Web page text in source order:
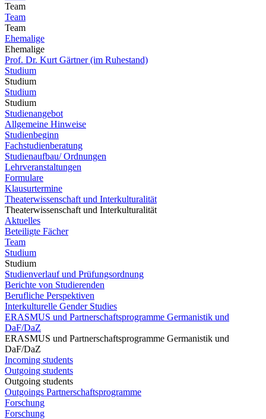
Team
Team
Team
Ehemalige
Ehemalige
Prof. Dr. Kurt Gärtner (im Ruhestand)
Studium
Studium
Studium
Studium
Studienangebot
Allgemeine Hinweise
Studienbeginn
Fachstudienberatung
Studienaufbau/ Ordnungen
Lehrveranstaltungen
Formulare
Klausurtermine
Theaterwissenschaft und Interkulturalität
Theaterwissenschaft und Interkulturalität
Aktuelles
Beteiligte Fächer
Team
Studium
Studium
Studienverlauf und Prüfungsordnung
Berichte von Studierenden
Berufliche Perspektiven
Interkulturelle Gender Studies
ERASMUS und Partnerschaftsprogramme Germanistik und
DaF/DaZ
ERASMUS und Partnerschaftsprogramme Germanistik und
DaF/DaZ
Incoming students
Outgoing students
Outgoing students
Outgoings Partnerschaftsprogramme
Forschung
Forschung